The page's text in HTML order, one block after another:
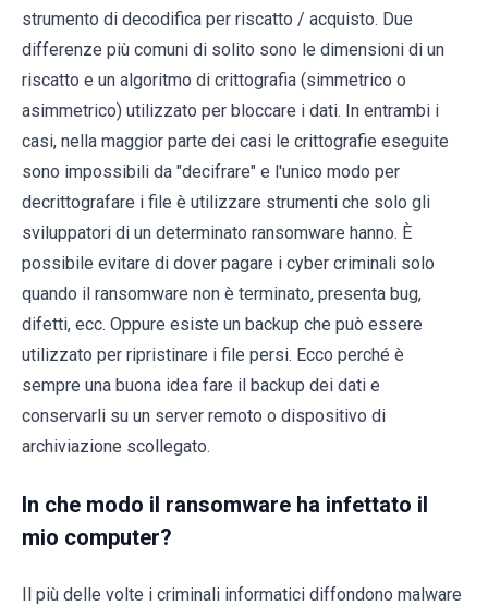
strumento di decodifica per riscatto / acquisto. Due
differenze più comuni di solito sono le dimensioni di un
riscatto e un algoritmo di crittografia (simmetrico o
asimmetrico) utilizzato per bloccare i dati. In entrambi i
casi, nella maggior parte dei casi le crittografie eseguite
sono impossibili da "decifrare" e l'unico modo per
decrittografare i file è utilizzare strumenti che solo gli
sviluppatori di un determinato ransomware hanno. È
possibile evitare di dover pagare i cyber criminali solo
quando il ransomware non è terminato, presenta bug,
difetti, ecc. Oppure esiste un backup che può essere
utilizzato per ripristinare i file persi. Ecco perché è
sempre una buona idea fare il backup dei dati e
conservarli su un server remoto o dispositivo di
archiviazione scollegato.
In che modo il ransomware ha infettato il
mio computer?
Il più delle volte i criminali informatici diffondono malware